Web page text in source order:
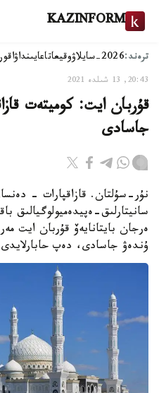
KAZINFORM
ترەند:2026-سايلاۋ وقيعاتاعايىنداۋ
20:43, 13 شىلدە 2021
قۇربان ايت: كوميتەت
جاسادى
نۇر-سۇلتان. قازاقپارات -
سانيتارلىق-ەپيدەميولوگيالىق
ەرجان بايتانايەۆ قۇربان ايت
ۇندەۋ جاسادى، دەپ حابارلايدى